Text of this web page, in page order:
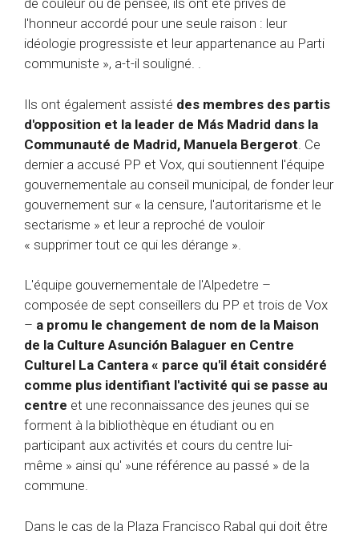
de couleur ou de pensée, ils ont été privés de
l'honneur accordé pour une seule raison : leur
idéologie progressiste et leur appartenance au Parti
communiste », a-t-il souligné. .
Ils ont également assisté des membres des partis
d'opposition et la leader de Más Madrid dans la
Communauté de Madrid, Manuela Bergerot . Ce
dernier a accusé PP et Vox, qui soutiennent l'équipe
gouvernementale au conseil municipal, de fonder leur
gouvernement sur « la censure, l'autoritarisme et le
sectarisme » et leur a reproché de vouloir
« supprimer tout ce qui les dérange ».
L'équipe gouvernementale de l'Alpedetre –
composée de sept conseillers du PP et trois de Vox
– a promu le changement de nom de la Maison
de la Culture Asunción Balaguer en Centre
Culturel La Cantera « parce qu'il était considéré
comme plus identifiant l'activité qui se passe au
centre et une reconnaissance des jeunes qui se
forment à la bibliothèque en étudiant ou en
participant aux activités et cours du centre lui-
même » ainsi qu' »une référence au passé » de la
commune.
Dans le cas de la Plaza Francisco Rabal qui doit être